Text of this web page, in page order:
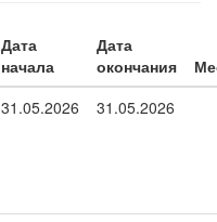
Дата
начала
Дата
окончания
31.05.2026 31.05.2026